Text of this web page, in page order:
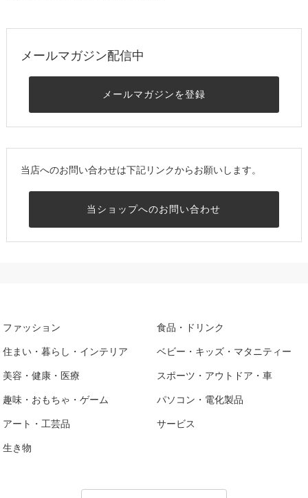
メールマガジン配信中
メールマガジンを登録
当店へのお問い合わせは下記リンクからお願いします。
当ショップへのお問い合わせ
ファッション 食品・ドリンク
住まい・暮らし・インテリア ベビー・キッズ・マタニティー
美容・健康・医療 スポーツ・アウトドア・車
趣味・おもちゃ・ゲーム パソコン・電化製品
アート・工芸品 サービス
生き物